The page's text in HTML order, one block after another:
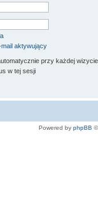
aktywujący
przy każdej wizycie
w tej sesji
Powered by phpBB